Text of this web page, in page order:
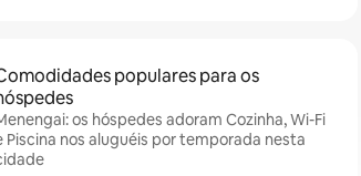
populares para os
os hóspedes adoram Cozinha, Wi-Fi
Piscina nos aluguéis por temporada nesta